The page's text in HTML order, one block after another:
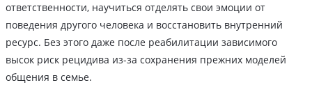
ответственности, научиться отделять свои эмоции от
поведения другого человека и восстановить внутренний
ресурс. Без этого даже после реабилитации зависимого
высок риск рецидива из-за сохранения прежних моделей
общения в семье.